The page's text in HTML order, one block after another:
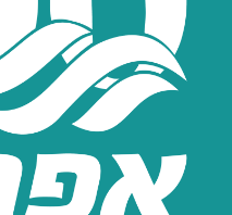
ומורשת
תואר שני באוריינות
הסבת אקדמאים
להוראה
לימודי המשך
כניסה להוראה
לימודי תעודה
תוכניות מיוחדות
לוח
נוהל
למי
טופסי
שכר
אגודת
מלגות